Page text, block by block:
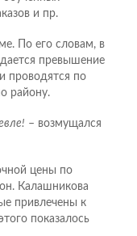
и пр.
По его словам, в
превышение
проводятся по
району.
– возмущался
цены по
Калашникова
привлечены к
показалось